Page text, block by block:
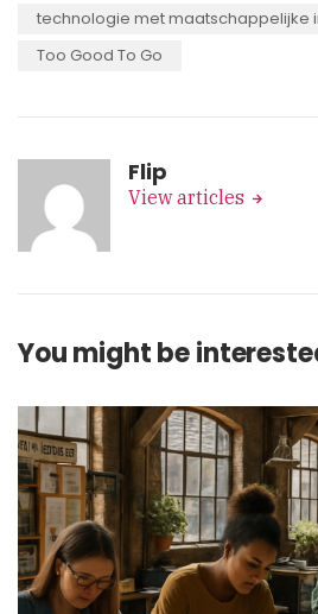
technologie met maatschappelijke
Too Good To Go
Flip
View articles
You might be